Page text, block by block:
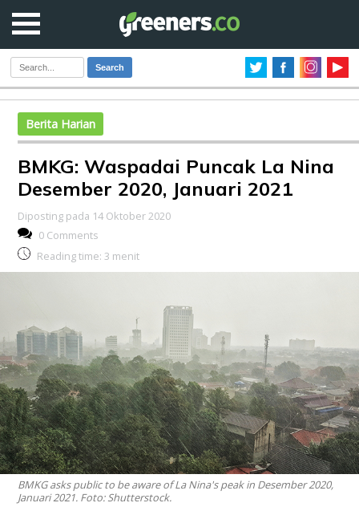
Search
Berita Harian
BMKG: Waspadai Puncak La Nina
Desember 2020, Januari 2021
Diposting pada 14 Oktober 2020
0 Comments
Reading time: 3 menit
BMKG asks public to be aware of La Nina's peak in Desember 2020,
Januari 2021. Foto: Shutterstock.